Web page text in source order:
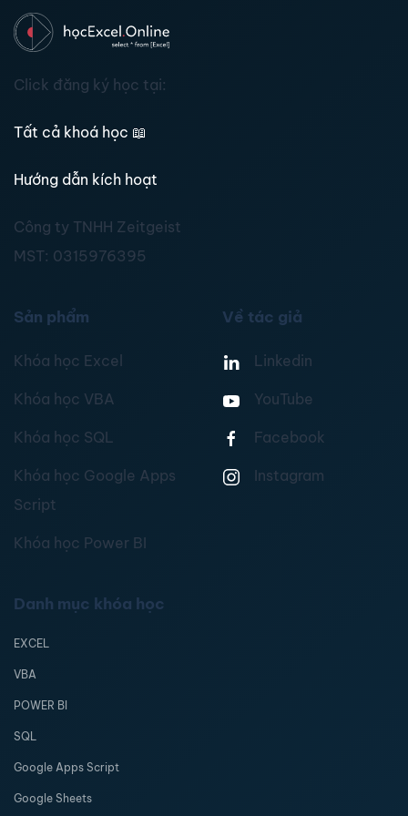
Click đăng ký học tại:
Tất cả khoá học 📖
Hướng dẫn kích hoạt
Công ty TNHH Zeitgeist
MST: 0315976395
Sản phẩm
Khóa học Excel
Khóa học VBA
Khóa học SQL
Khóa học Google Apps
Script
Khóa học Power BI
Về tác giả
Linkedin
YouTube
Facebook
Instagram
Danh mục khóa học
EXCEL
VBA
POWER BI
SQL
Google Apps Script
Google Sheets